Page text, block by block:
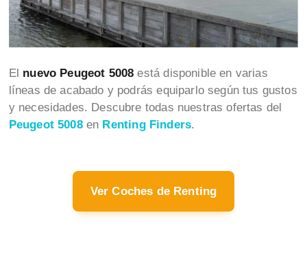
El nuevo Peugeot 5008 está disponible en varias
líneas de acabado y podrás equiparlo según tus gustos
y necesidades. Descubre todas nuestras ofertas del
Peugeot 5008en Renting Finders.
Ver Coches de Renting